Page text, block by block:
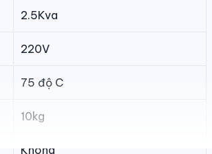
2.5Kva
220V
75 độ C
10kg
Không